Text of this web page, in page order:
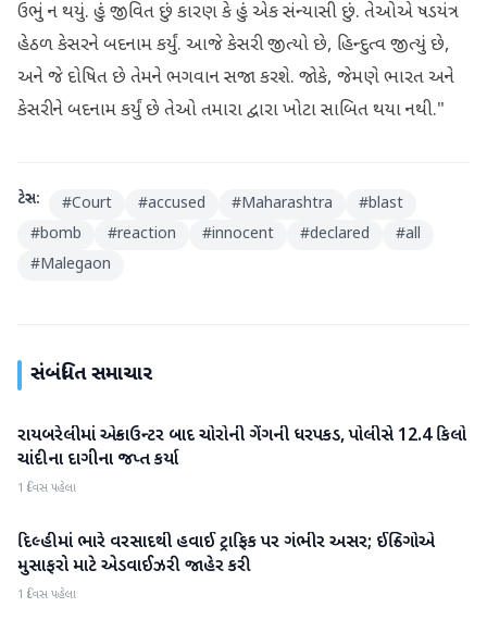
ઉભું ન થયું. હું જીવિત છું કારણ કે હું એક સંન્યાસી છું. તેઓએ ષડયંત્ર
હેઠળ કેસરને બદનામ કર્યું. આજે કેસરી જીત્યો છે, હિન્દુત્વ જીત્યું છે,
અને જે દોષિત છે તેમને ભગવાન સજા કરશે. જોકે, જેમણે ભારત અને
કેસરીને બદનામ કર્યું છે તેઓ તમારા દ્વારા ખોટા સાબિત થયા નથી."
ટેગ્સ: #Court #accused #Maharashtra #blast
#bomb #reaction #innocent #declared #all
#Malegaon
સંબંધિત સમાચાર
રાષ્ટ્રીય
રાયબરેલીમાં એન્કાઉન્ટર બાદ ચોરોની ગેંગની ધરપકડ, પોલીસે 12.4 કિલો
ચાંદીના દાગીના જપ્ત કર્યા
1 દિવસ પહેલા
રાષ્ટ્રીય
દિલ્હીમાં ભારે વરસાદથી હવાઈ ટ્રાફિક પર ગંભીર અસર; ઈન્ડિગોએ
મુસાફરો માટે એડવાઈઝરી જાહેર કરી
1 દિવસ પહેલા